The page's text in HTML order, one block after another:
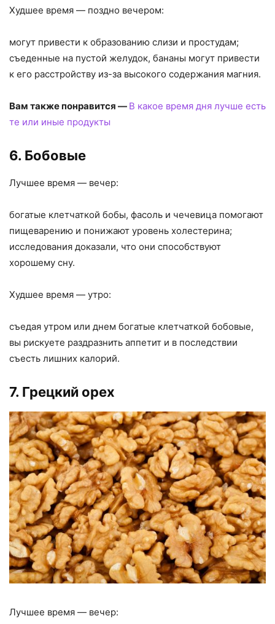
Худшее время — поздно вечером:
могут привести к образованию слизи и простудам;
съеденные на пустой желудок, бананы могут привести
к его расстройству из-за высокого содержания магния.
Вам также понравится — В какое время дня лучше есть
те или иные продукты
6. Бобовые
Лучшее время — вечер:
богатые клетчаткой бобы, фасоль и чечевица помогают
пищеварению и понижают уровень холестерина;
исследования доказали, что они способствуют
хорошему сну.
Худшее время — утро:
съедая утром или днем богатые клетчаткой бобовые,
вы рискуете раздразнить аппетит и в последствии
съесть лишних калорий.
7. Грецкий орех
Лучшее время — вечер: